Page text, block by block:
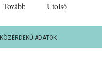
Tovább Utolsó
KÖZÉRDEKŰ ADATOK